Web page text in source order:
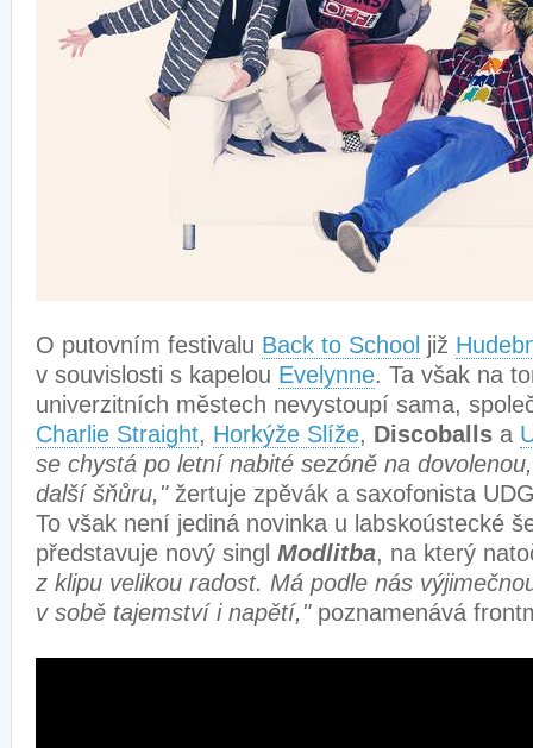
O putovním festivalu Back to School již
v souvislosti s kapelou Evelynne. Ta však na
univerzitních městech nevystoupí sama,
Charlie Straight, Horkýže Slíže, Discoballs a
se chystá po letní nabité sezóně na
další šňůru,"žertuje zpěvák a saxofonista
To však není jediná novinka u labskoústecké
představuje nový singl Modlitba, na který
z klipu velikou radost. Má podle nás
v sobě tajemství i napětí,"poznamenává